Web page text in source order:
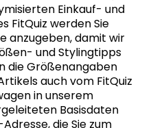
Einkauf- und
FitQuiz werden Sie
anzugeben, damit wir
und Stylingtipps
die Größenangaben
auch vom FitQuiz
in unserem
Basisdaten
die Sie zum